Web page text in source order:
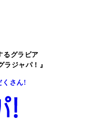
るグラビア
ラジャパ！』
くさん!